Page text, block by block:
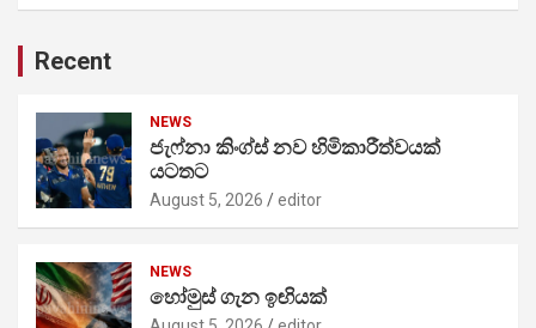
Recent
NEWS
ජැෆ්නා කිංග්ස් නව හිමිකාරීත්වයක්
යටතට
August 5, 2026 editor
NEWS
හෝමුස් ගැන ඉඟියක්